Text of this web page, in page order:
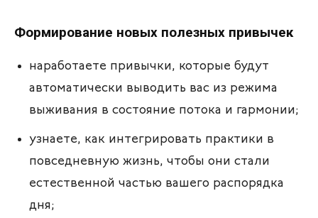
Формирование новых полезных привычек
наработаете привычки, которые будут
автоматически выводить вас из режима
выживания в состояние потока и гармонии;
узнаете, как интегрировать практики в
повседневную жизнь, чтобы они стали
естественной частью вашего распорядка
дня;